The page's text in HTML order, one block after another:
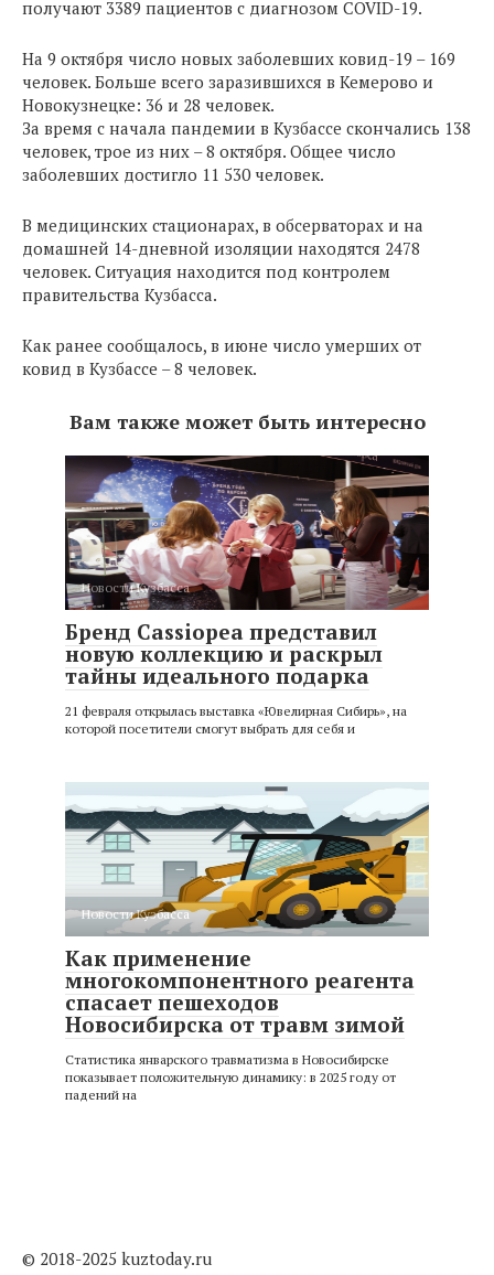
получают 3389 пациентов с диагнозом COVID-19.
На 9 октября число новых заболевших ковид-19 – 169
человек. Больше всего заразившихся в Кемерово и
Новокузнецке: 36 и 28 человек.
За время с начала пандемии в Кузбассе скончались 138
человек, трое из них – 8 октября. Общее число
заболевших достигло 11 530 человек.
В медицинских стационарах, в обсерваторах и на
домашней 14-дневной изоляции находятся 2478
человек. Ситуация находится под контролем
правительства Кузбасса.
Как ранее сообщалось, в июне число умерших от
ковид в Кузбассе – 8 человек.
Вам также может быть интересно
Новости Кузбасса
Бренд Cassiopea представил
новую коллекцию и раскрыл
тайны идеального подарка
21 февраля открылась выставка «Ювелирная Сибирь», на
которой посетители смогут выбрать для себя и
Новости Кузбасса
Как применение
многокомпонентного реагента
спасает пешеходов
Новосибирска от травм зимой
Статистика январского травматизма в Новосибирске
показывает положительную динамику: в 2025 году от
падений на
© 2018-2025 kuztoday.ru